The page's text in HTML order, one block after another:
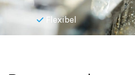
Flexibel